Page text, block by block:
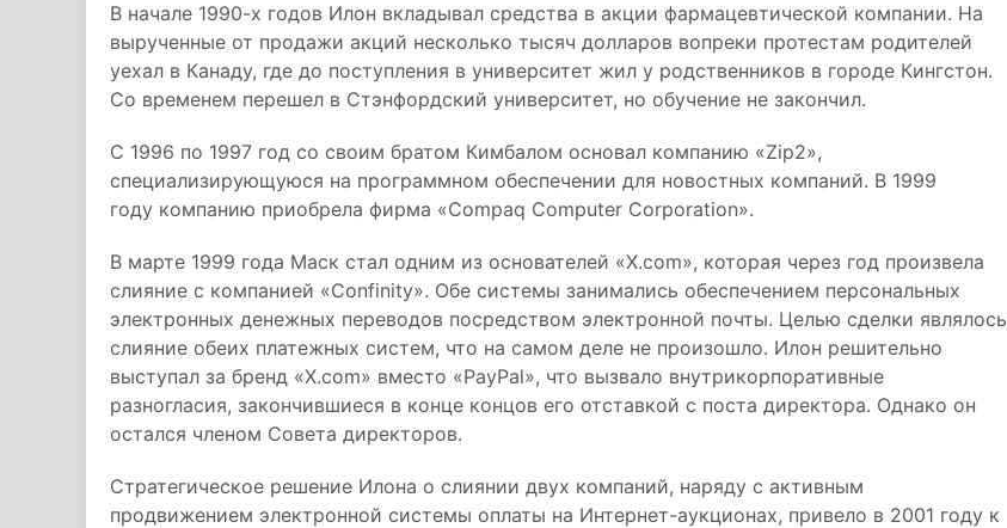
В начале 1990-х годов Илон вкладывал средства в акции фармацевтической компании. На
вырученные от продажи акций несколько тысяч долларов вопреки протестам родителей
уехал в Канаду, где до поступления в университет жил у родственников в городе Кингстон.
Со временем перешел в Стэнфордский университет, но обучение не закончил.
С 1996 по 1997 год со своим братом Кимбалом основал компанию «Zip2»,
специализирующуюся на программном обеспечении для новостных компаний. В 1999
году компанию приобрела фирма «Compaq Computer Corporation».
В марте 1999 года Маск стал одним из основателей «X.com», которая через год произвела
слияние с компанией «Confinity». Обе системы занимались обеспечением персональных
электронных денежных переводов посредством электронной почты. Целью сделки являлось
слияние обеих платежных систем, что на самом деле не произошло. Илон решительно
выступал за бренд «X.com» вместо «PayPal», что вызвало внутрикорпоративные
разногласия, закончившиеся в конце концов его отставкой с поста директора. Однако он
остался членом Совета директоров.
Стратегическое решение Илона о слиянии двух компаний, наряду с активным
продвижением электронной системы оплаты на Интернет-аукционах, привело в 2001 году к